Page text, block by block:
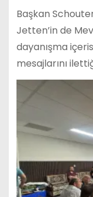
Başkan
Jetten’in de
dayanışma
mesajlarını